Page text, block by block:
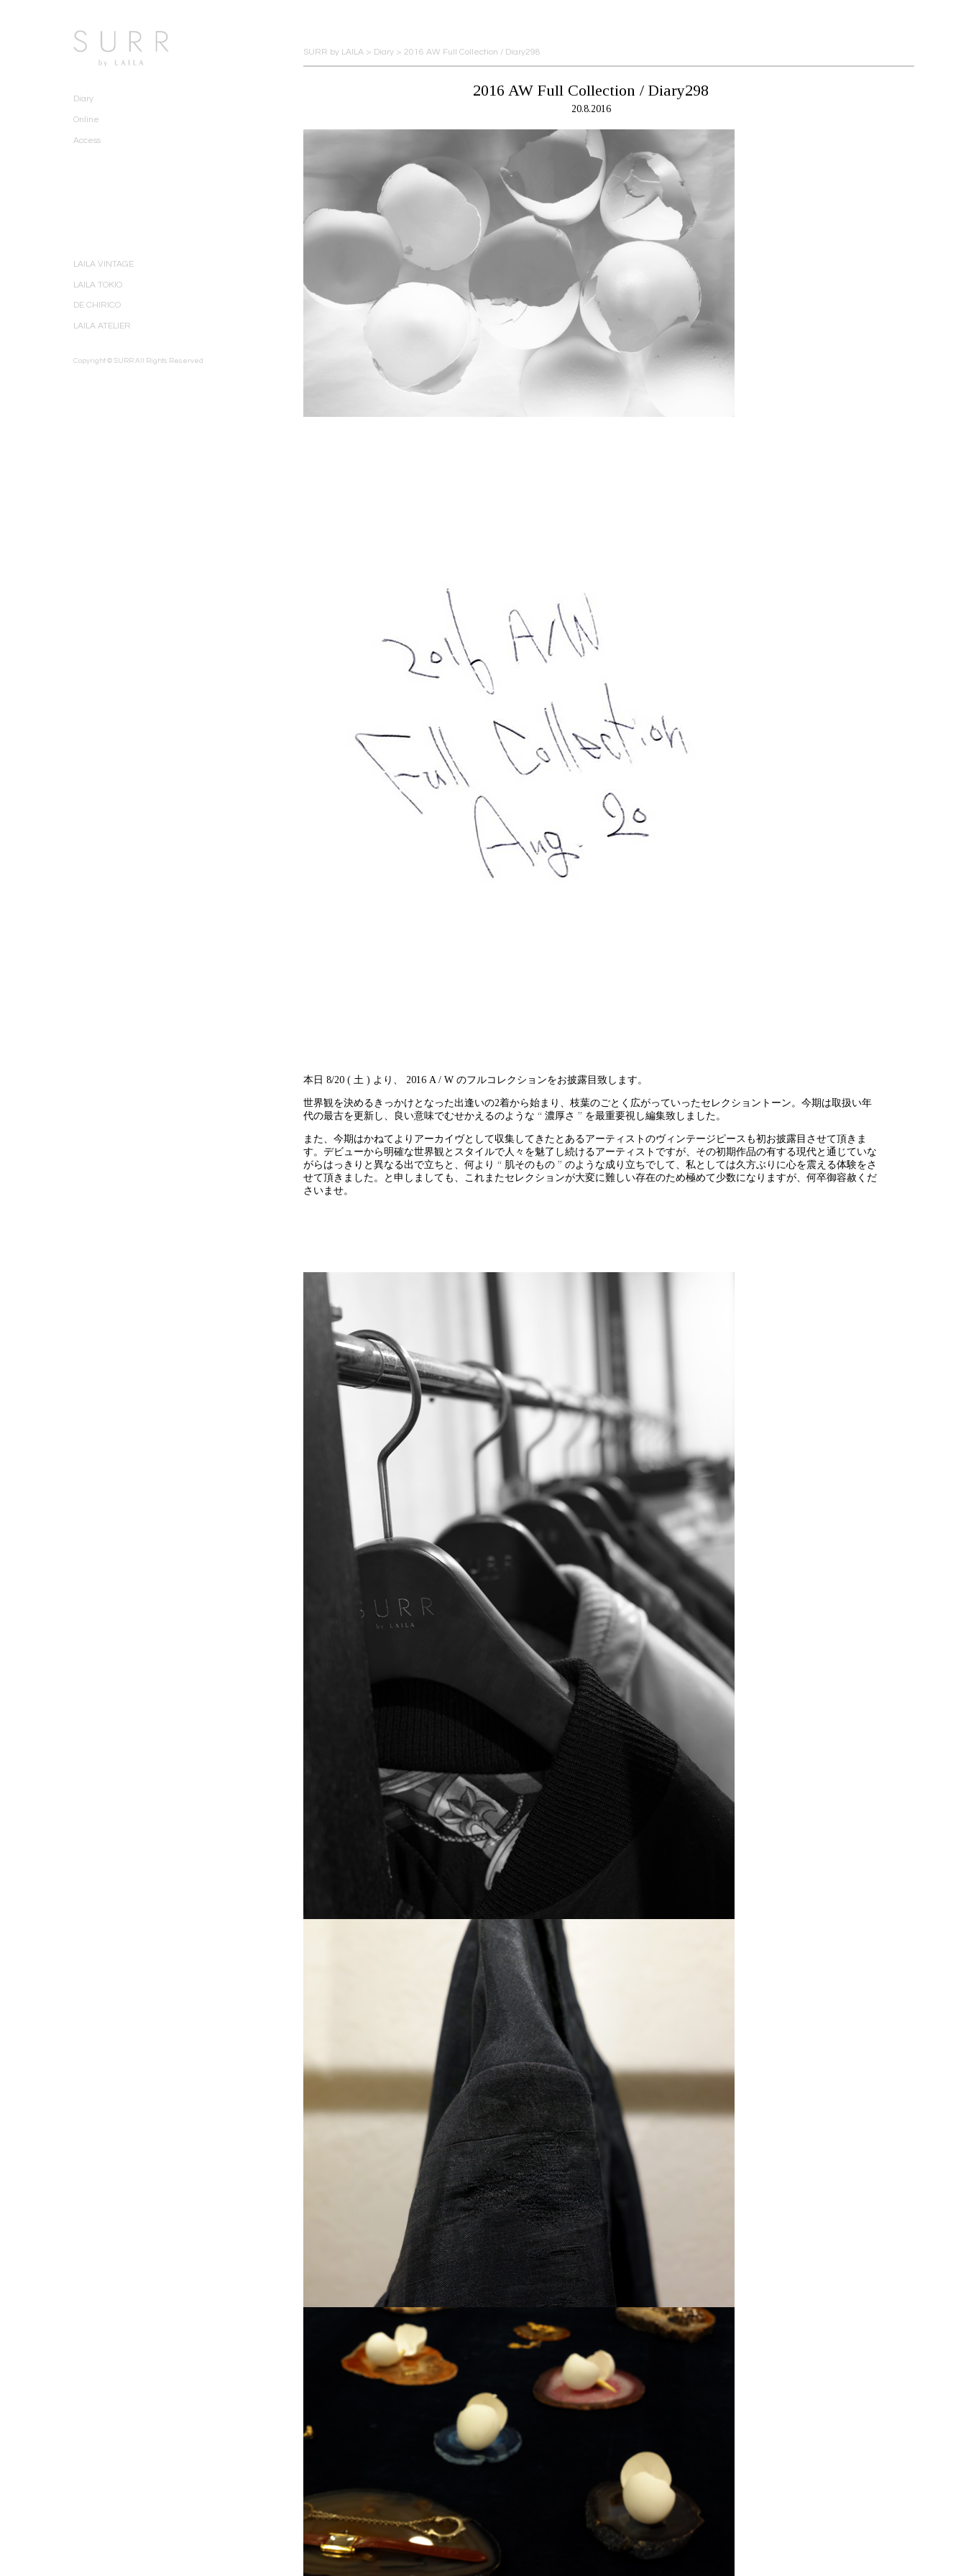
Diary
Online
Access
LAILA VINTAGE
LAILA TOKIO
DE CHIRICO
LAILA ATELIER
Copyright © SURR All Rights Reserved
SURR by LAILA > Diary > 2016 AW Full Collection / Diary298
2016 AW Full Collection / Diary298
20.8.2016
本日 8/20 ( 土 ) より、 2016 A / W のフルコレクションをお披露目致します。
世界観を決めるきっかけとなった出逢いの2着から始まり、枝葉のごとく広がっていったセレクショントーン。今期は取扱い年
代の最古を更新し、良い意味でむせかえるのような “ 濃厚さ ” を最重要視し編集致しました。
また、今期はかねてよりアーカイヴとして収集してきたとあるアーティストのヴィンテージピースも初お披露目させて頂きま
す。デビューから明確な世界観とスタイルで人々を魅了し続けるアーティストですが、その初期作品の有する現代と通じていな
がらはっきりと異なる出で立ちと、何より “ 肌そのもの ” のような成り立ちでして、私としては久方ぶりに心を震える体験をさ
せて頂きました。と申しましても、これまたセレクションが大変に難しい存在のため極めて少数になりますが、何卒御容赦くだ
さいませ。